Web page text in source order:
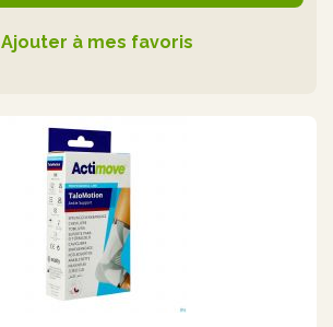
Ajouter à mes favoris